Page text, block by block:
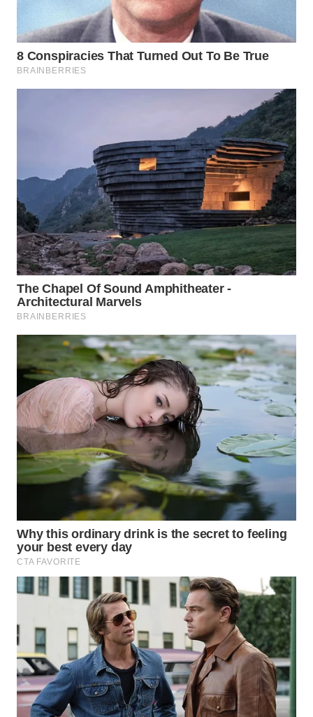
PAKPAK
WN
BOGOR
WN
DEPOK
WN
TAPANULI
UTARA
WN
SAMOSIR
WN
PADANG
LAWAS
WN
SUMEDANG
CIANJUR
WN
KEPULAUAN
SERIBU
TANGERANG
WN
BINJAI